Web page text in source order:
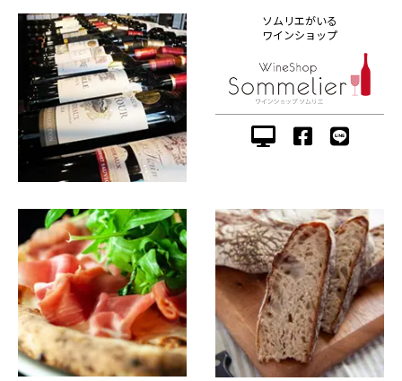
ソムリエがいる
ワインショップ